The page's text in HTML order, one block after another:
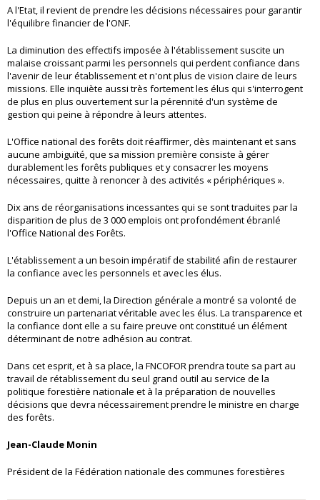
A l'Etat, il revient de prendre les décisions nécessaires pour garantir
l'équilibre financier de l'ONF.
La diminution des effectifs imposée à l'établissement suscite un
malaise croissant parmi les personnels qui perdent confiance dans
l'avenir de leur établissement et n'ont plus de vision claire de leurs
missions. Elle inquiète aussi très fortement les élus qui s'interrogent
de plus en plus ouvertement sur la pérennité d'un système de
gestion qui peine à répondre à leurs attentes.
L'Office national des forêts doit réaffirmer, dès maintenant et sans
aucune ambiguïté, que sa mission première consiste à gérer
durablement les forêts publiques et y consacrer les moyens
nécessaires, quitte à renoncer à des activités « périphériques ».
Dix ans de réorganisations incessantes qui se sont traduites par la
disparition de plus de 3 000 emplois ont profondément ébranlé
l'Office National des Forêts.
L'établissement a un besoin impératif de stabilité afin de restaurer
la confiance avec les personnels et avec les élus.
Depuis un an et demi, la Direction générale a montré sa volonté de
construire un partenariat véritable avec les élus. La transparence et
la confiance dont elle a su faire preuve ont constitué un élément
déterminant de notre adhésion au contrat.
Dans cet esprit, et à sa place, la FNCOFOR prendra toute sa part au
travail de rétablissement du seul grand outil au service de la
politique forestière nationale et à la préparation de nouvelles
décisions que devra nécessairement prendre le ministre en charge
des forêts.
Jean-Claude Monin
Président de la Fédération nationale des communes forestières